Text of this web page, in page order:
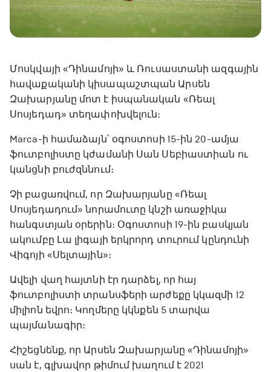
Մոսկվայի «Դինամոյի» և Ռուսաստանի ազգային
հավաքականի կիսապաշտպան Արսեն
Զախարյանը մոտ է իսպանական «Ռեալ
Սոսյեդադ» տեղափոխվելուն։
Marca-ի համաձայն՝ օգոստոսի 15-ին 20-ամյա
ֆուտբոլիստը կժամանի Սան Սեբիաստիան ու
կանցնի բուժզննում։
Չի բացառվում, որ Զախարյանը «Ռեալ
Սոսյեդադում» նորամուտը կնշի առաջիկա
հանգստյան օրերին։ Օգոստոսի 19-ին բասկյան
ակումբը Լա լիգայի երկրորդ տուրում կընդունի
Վիգոյի «Սելտային»։
Ավելի վաղ հայտնի էր դարձել, որ հայ
ֆուտբոլիստի տրանսֆերի արժեքը կկազմի 12
միլիոն եվրո։ Կողմերը կկնքեն 5 տարվա
պայմանագիր։
Հիշեցնենք, որ Արսեն Զախարյանը «Դինամոյի»
սան է, գլխավոր թիմում խաղում է 2021